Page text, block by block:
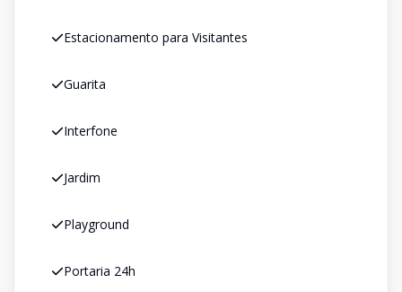
Estacionamento para Visitantes
Guarita
Interfone
Jardim
Playground
Portaria 24h